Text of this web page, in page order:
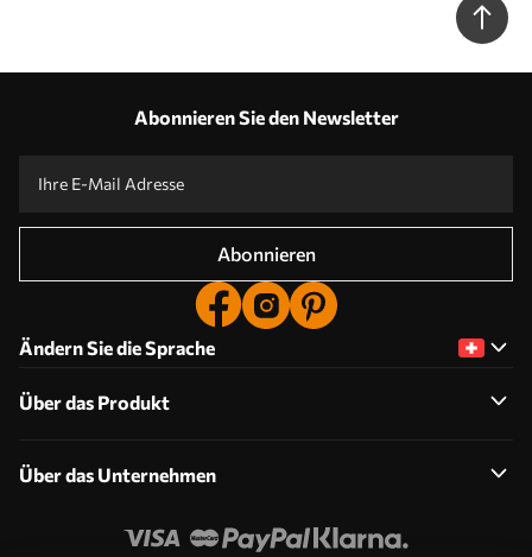
Abonnieren Sie den Newsletter
Abonnieren
Ändern Sie die Sprache
Über das Produkt
Über das Unternehmen